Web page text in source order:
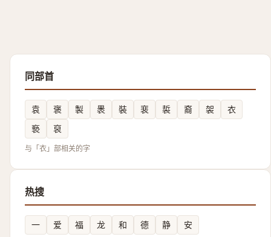
同部首
袁 褒 製 褁 裝 裵 裚 裔 袈
衣
䙝
裒
与「衣」部相关的字
热搜
一 爱 福 龙 和 德 静 安